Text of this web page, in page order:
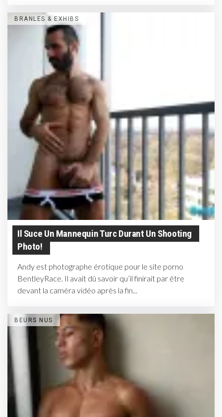
BRANLES & EXHIBS
Il Suce Un Mannequin Turc Durant Un Shooting
Photo!
Andy est photographe érotique pour le site porno
BentleyRace. Il avait dû savoir qu’il finirait par être
devant la caméra vidéo après la fin...
BEURS NUS